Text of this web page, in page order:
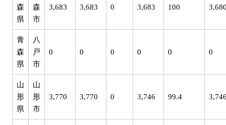
森
県
森
市
3,683 3,683 0 3,683 100
青
森
県
八
戸
市
0 0 0 0 0 0
山
形
県
山
形
市
3,770 3,770 0 3,746 99.4